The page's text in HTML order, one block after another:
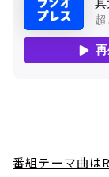
番組テーマ曲は